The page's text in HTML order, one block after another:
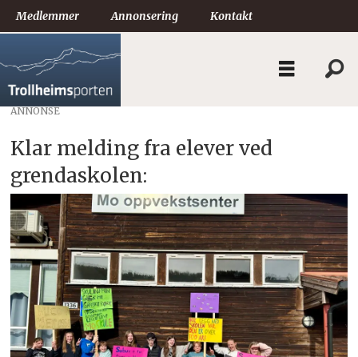
Medlemmer Annonsering Kontakt
ANNONSE
Klar melding fra elever ved
grendaskolen: